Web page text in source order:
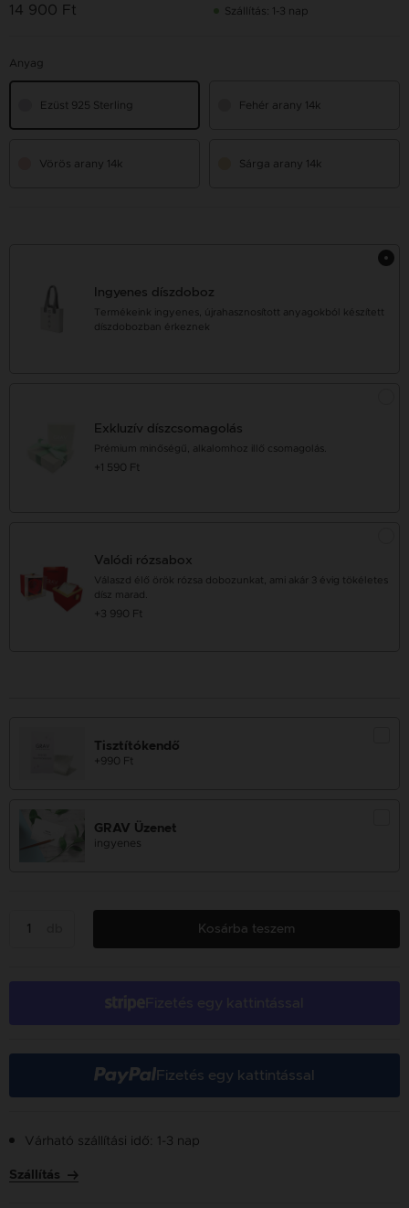
14 900 Ft Szállítás: 1-3 nap
Anyag
Ezüst 925 Sterling Fehér arany 14k
Vörös arany 14k Sárga arany 14k
Ingyenes díszdoboz
Termékeink ingyenes, újrahasznosított anyagokból készített
díszdobozban érkeznek
Exkluzív díszcsomagolás
Prémium minőségű, alkalomhoz illő csomagolás.
+1 590 Ft
Valódi rózsabox
Válaszd élő örök rózsa dobozunkat, ami akár 3 évig tökéletes
dísz marad.
+3 990 Ft
Tisztítókendő
+990 Ft
GRAV Üzenet
ingyenes
Kosárba teszem
Fizetés egy kattintással
Várható szállítási idő: 1-3 nap
Szállítás